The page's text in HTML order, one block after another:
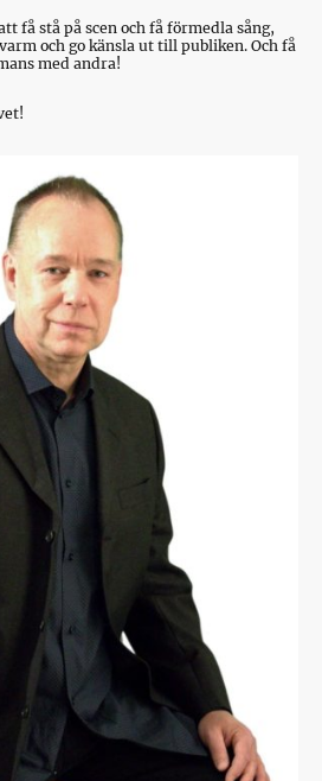
få stå på scen och få förmedla sång,
och go känsla ut till publiken. Och få
med andra!